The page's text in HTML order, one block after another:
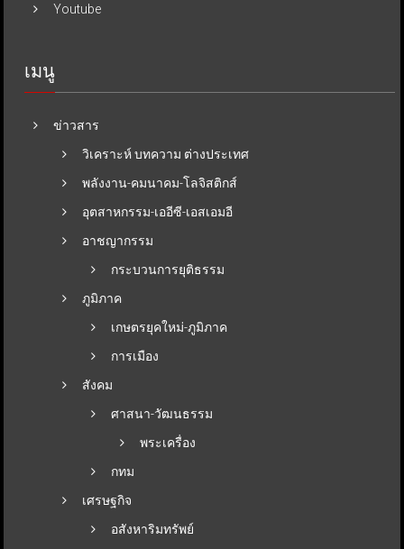
Youtube
เมนู
ข่าวสาร
วิเคราะห์ บทความ ต่างประเทศ
พลังงาน-คมนาคม-โลจิสติกส์
อุตสาหกรรม-เออีซี-เอสเอมอี
อาชญากรรม
กระบวนการยุติธรรม
ภูมิภาค
เกษตรยุคใหม่-ภูมิภาค
การเมือง
สังคม
ศาสนา-วัฒนธรรม
พระเครื่อง
กทม
เศรษฐกิจ
อสังหาริมทรัพย์